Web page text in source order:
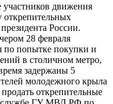
движения
открепительных
России.
28 февраля
по попытке покупки и
в столичном метро,
задержаны 5
молодежного крыла
открепительные